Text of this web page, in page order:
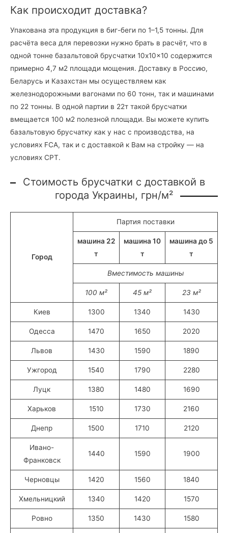
Как происходит доставка?
Упакована эта продукция в биг-беги по 1–1,5 тонны. Для
расчёта веса для перевозки нужно брать в расчёт, что в
одной тонне базальтовой брусчатки 10x10x10 содержится
примерно 4,7 м2 площади мощения. Доставку в Россию,
Беларусь и Казахстан мы осуществляем как
железнодорожными вагонами по 60 тонн, так и машинами
по 22 тонны. В одной партии в 22т такой брусчатки
вмещается 100 м2 полезной площади. Вы можете купить
базальтовую брусчатку как у нас с производства, на
условиях FCA, так и с доставкой к Вам на стройку — на
условиях CPT.
Стоимость брусчатки с доставкой в
города Украины, грн/м²
Город
Партия поставки
машина 22
т
машина 10
т
машина до 5
т
Вместимость машины
100 м² 45 м² 23 м²
Киев 1300 1340 1430
Одесса 1470 1650 2020
Львов 1430 1590 1890
Ужгород 1540 1790 2280
Луцк 1380 1480 1690
Харьков 1510 1730 2160
Днепр 1500 1710 2120
Ивано-
Франковск
1440 1590 1900
Черновцы 1420 1560 1840
Хмельницкий 1340 1420 1570
Ровно 1350 1430 1580